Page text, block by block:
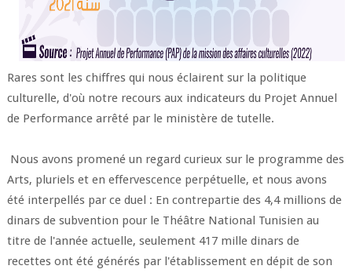
Rares sont les chiffres qui nous éclairent sur la politique
culturelle, d'où notre recours aux indicateurs du Projet Annuel
de Performance arrêté par le ministère de tutelle.
Nous avons promené un regard curieux sur le programme des
Arts, pluriels et en effervescence perpétuelle, et nous avons
été interpellés par ce duel : En contrepartie des 4,4 millions de
dinars de subvention pour le Théâtre National Tunisien au
titre de l'année actuelle, seulement 417 mille dinars de
recettes ont été générés par l'établissement en dépit de son